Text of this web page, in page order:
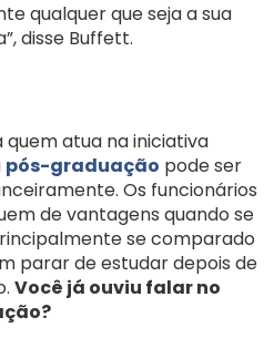
qualquer que seja a sua
disse Buffett.
quem atua na iniciativa
pós-graduação pode ser
Os funcionários
de vantagens quando se
se comparado
parar de estudar depois de
Você já ouviu falar no